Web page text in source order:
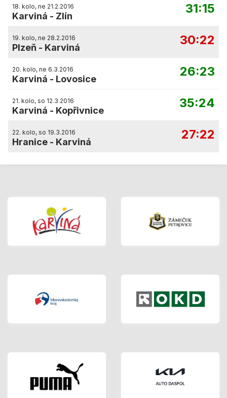
18. kolo, ne 21.2.2016
Karviná - Zlín
31:15
19. kolo, ne 28.2.2016
Plzeň - Karviná
30:22
20. kolo, ne 6.3.2016
Karviná - Lovosice
26:23
21. kolo, so 12.3.2016
Karviná - Kopřivnice
35:24
22. kolo, so 19.3.2016
Hranice - Karviná
27:22